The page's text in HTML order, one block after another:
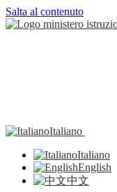
Salta al contenuto
Italiano
Italiano
English
中文